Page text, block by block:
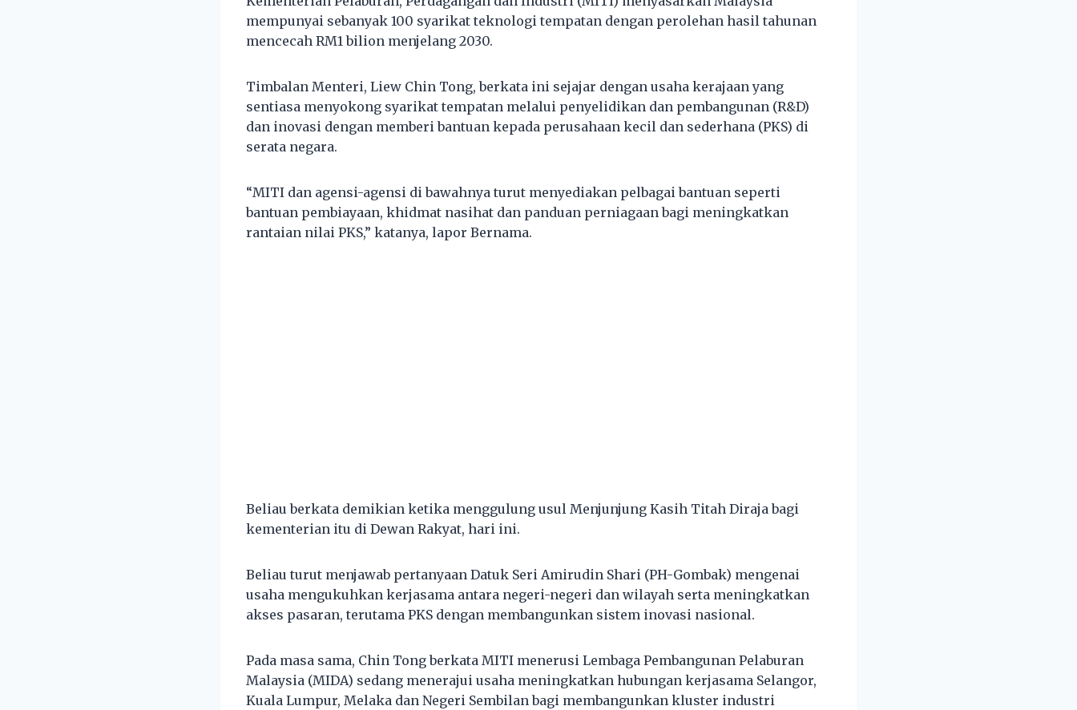
mempunyai sebanyak 100 syarikat teknologi tempatan dengan perolehan hasil tahunan
mencecah RM1 bilion menjelang 2030.
Timbalan Menteri, Liew Chin Tong, berkata ini sejajar dengan usaha kerajaan yang
sentiasa menyokong syarikat tempatan melalui penyelidikan dan pembangunan (R&D)
dan inovasi dengan memberi bantuan kepada perusahaan kecil dan sederhana (PKS) di
serata negara.
“MITI dan agensi-agensi di bawahnya turut menyediakan pelbagai bantuan seperti
bantuan pembiayaan, khidmat nasihat dan panduan perniagaan bagi meningkatkan
rantaian nilai PKS,” katanya, lapor Bernama.
Beliau berkata demikian ketika menggulung usul Menjunjung Kasih Titah Diraja bagi
kementerian itu di Dewan Rakyat, hari ini.
Beliau turut menjawab pertanyaan Datuk Seri Amirudin Shari (PH-Gombak) mengenai
usaha mengukuhkan kerjasama antara negeri-negeri dan wilayah serta meningkatkan
akses pasaran, terutama PKS dengan membangunkan sistem inovasi nasional.
Pada masa sama, Chin Tong berkata MITI menerusi Lembaga Pembangunan Pelaburan
Malaysia (MIDA) sedang menerajui usaha meningkatkan hubungan kerjasama Selangor,
Kuala Lumpur, Melaka dan Negeri Sembilan bagi membangunkan kluster industri